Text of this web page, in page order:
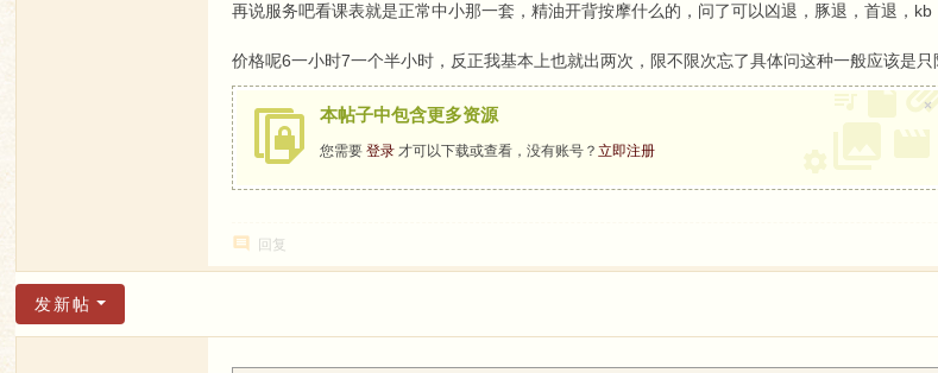
再说服务吧看课表就是正常中小那一套，精油开背按摩什么的，问了可以凶退，豚退，首退，
价格呢6一小时7一个半小时，反正我基本上也就出两次，限不限次忘了具体问这种一般应该是只
本帖子中包含更多资源
您需要登录 才可以下载或查看，没有账号？立即注册
×
回复
发新帖